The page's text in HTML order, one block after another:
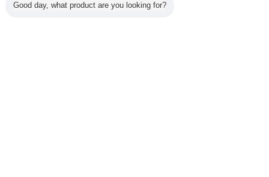
Tous les produits
Good day, what product are you looking for?